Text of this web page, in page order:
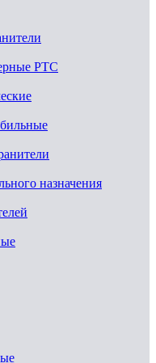
PTC
назначения